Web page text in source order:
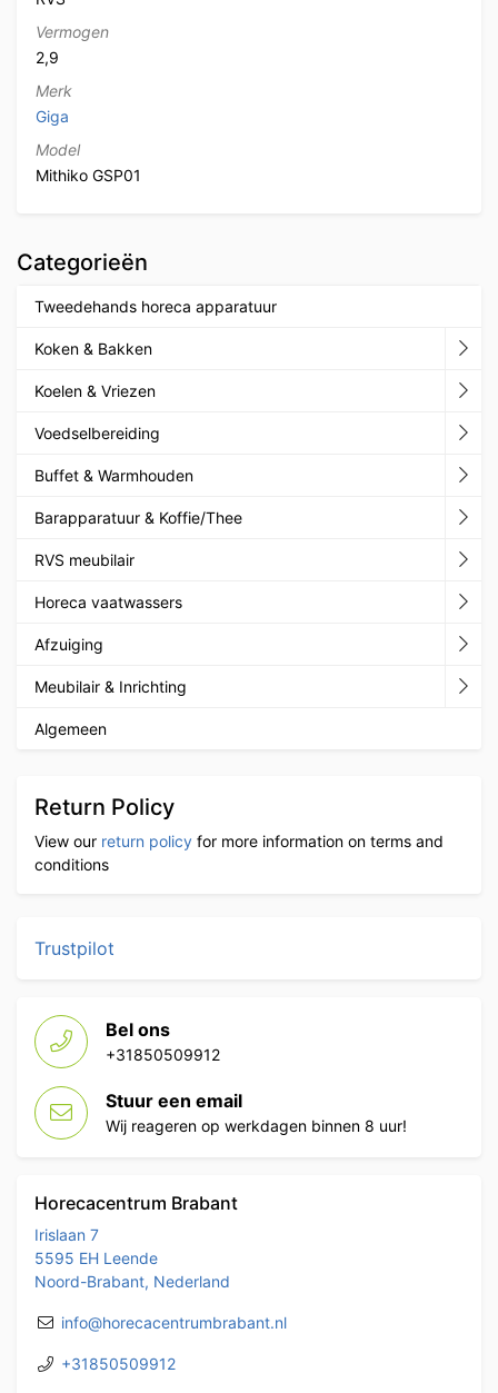
Vermogen
2,9
Merk
Giga
Model
Mithiko GSP01
Categorieën
Tweedehands horeca apparatuur
Koken & Bakken
Koelen & Vriezen
Voedselbereiding
Buffet & Warmhouden
Barapparatuur & Koffie/Thee
RVS meubilair
Horeca vaatwassers
Afzuiging
Meubilair & Inrichting
Algemeen
Return Policy
View our return policy for more information on terms and
conditions
Trustpilot
Bel ons
+31850509912
Stuur een email
Wij reageren op werkdagen binnen 8 uur!
Horecacentrum Brabant
Irislaan 7
5595 EH Leende
Noord-Brabant, Nederland
info@horecacentrumbrabant.nl
+31850509912